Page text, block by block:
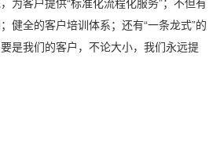
健全的客户培训体系；还有“一条龙式”的
是我们的客户，不论大小，我们永远提